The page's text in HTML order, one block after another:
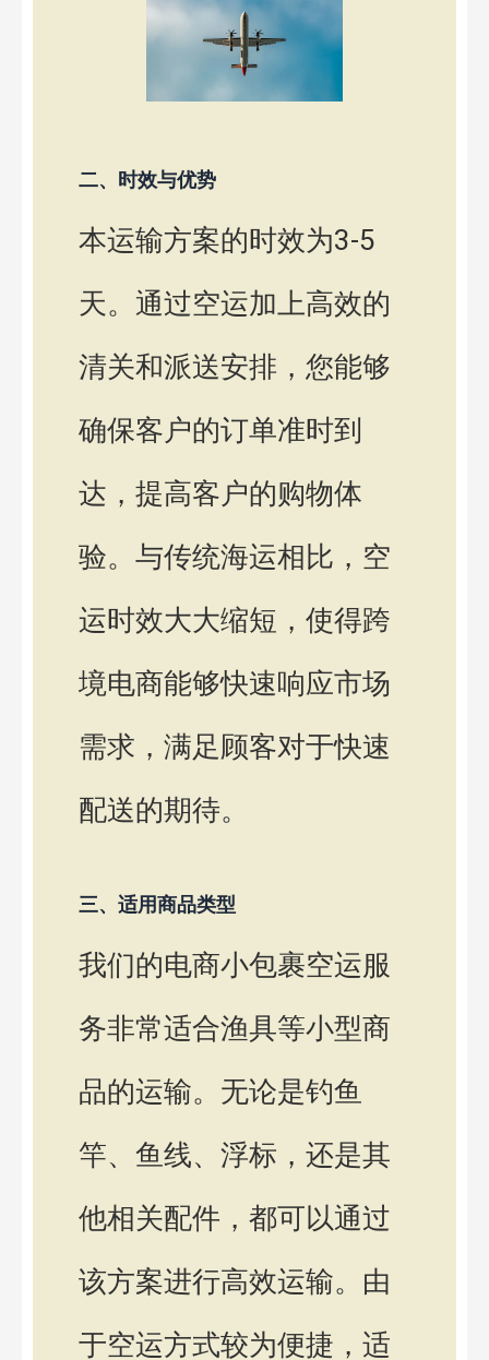
二、时效与优势
本运输方案的时效为3-5
天。通过空运加上高效的
清关和派送安排，您能够
确保客户的订单准时到
达，提高客户的购物体
验。与传统海运相比，空
运时效大大缩短，使得跨
境电商能够快速响应市场
需求，满足顾客对于快速
配送的期待。
三、适用商品类型
我们的电商小包裹空运服
务非常适合渔具等小型商
品的运输。无论是钓鱼
竿、鱼线、浮标，还是其
他相关配件，都可以通过
该方案进行高效运输。由
于空运方式较为便捷，适